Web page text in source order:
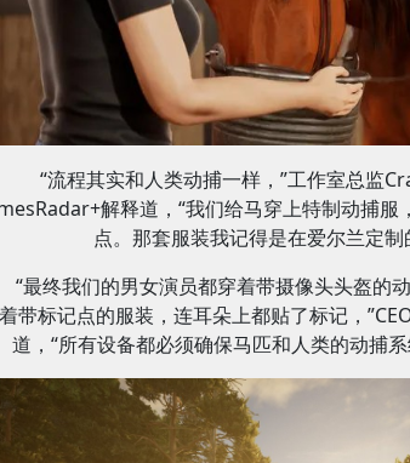
“流程其实和人类动捕一样，”工作室总监
解释道，“我们给马穿上特制动捕服
点。那套服装我记得是在爱尔兰定制
“最终我们的男女演员都穿着带摄像头头盔的
带标记点的服装，连耳朵上都贴了标记，
道，“所有设备都必须确保马匹和人类的动捕